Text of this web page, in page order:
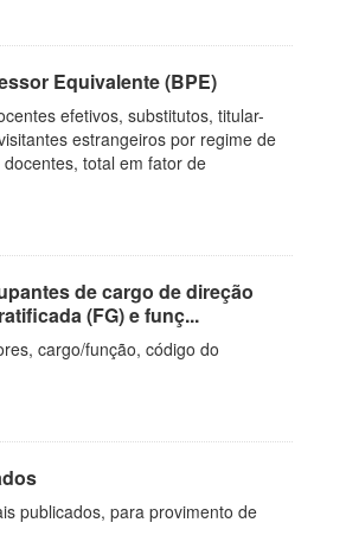
Equivalente (BPE)
efetivos, substitutos, titular-
estrangeiros por regime de
total em fator de
de cargo de direção
(FG) e funç...
cargo/função, código do
publicados, para provimento de